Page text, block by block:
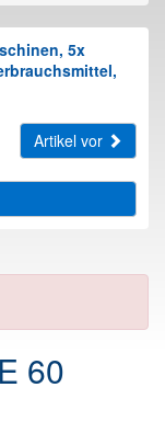
5x
Artikel vor
60